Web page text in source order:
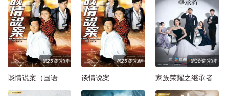
第25集完结
谈情说案（国语
第25集完结
谈情说案
第30集完结
家族荣耀之继承者